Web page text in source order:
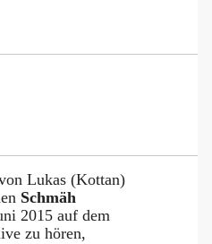
Lukas (Kottan)
Schmäh
2015 auf dem
zu hören,